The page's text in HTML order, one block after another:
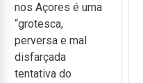
nos Açores é uma
“grotesca,
perversa e mal
disfarçada
tentativa do